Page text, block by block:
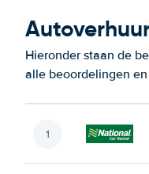
Hieronder staan de
alle beoordelingen